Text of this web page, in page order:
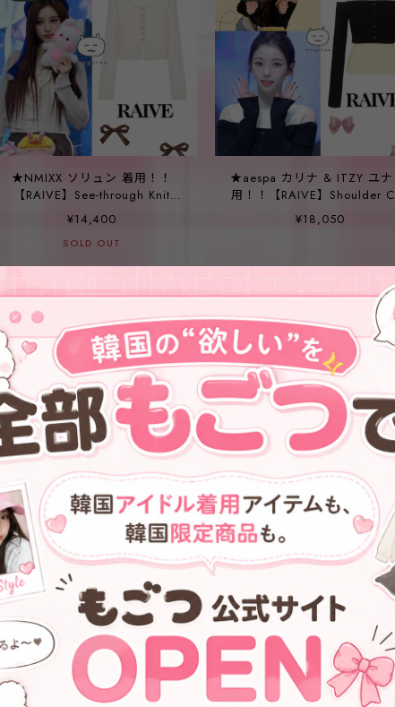
★NMIXX ソリュン 着用！！
【RAIVE】See-through Knit
Cardigan in White
¥14,400
SOLD OUT
★aespa カリナ & ITZY ユナ
用！！【RAIVE】Shoulder
out Knit VK4AP151_2color
¥18,050
★IU 着用！！【RAIVE】Rose-
Chain Graphic T-Shirt in White
VW3ME270-01
¥9,900
★IVE ガウル/ テヨン 着用
【RAIVE】Fluff Small -
¥20,600 →¥18,334